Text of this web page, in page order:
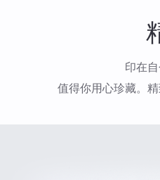
印在
值得你用心珍藏。